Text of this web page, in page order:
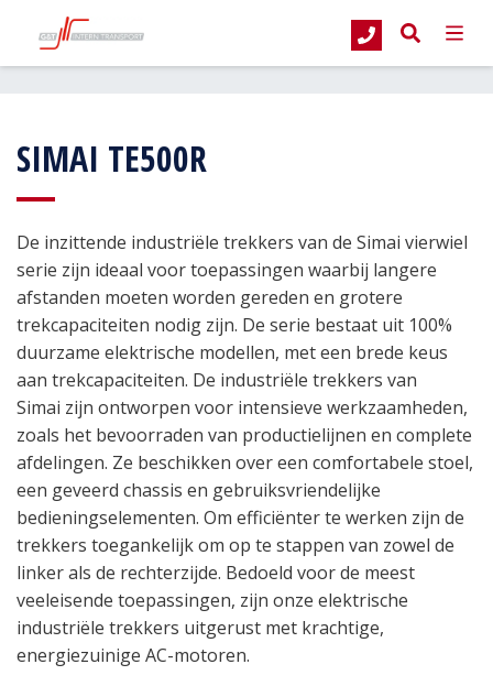
G&T Intern Transport Industriële trekkers Simai
SIMAI TE500R
De inzittende industriële trekkers van de Simai vierwiel
serie zijn ideaal voor toepassingen waarbij langere
afstanden moeten worden gereden en grotere
trekcapaciteiten nodig zijn. De serie bestaat uit 100%
duurzame elektrische modellen, met een brede keus
aan trekcapaciteiten. De industriële trekkers van
Simai zijn ontworpen voor intensieve werkzaamheden,
zoals het bevoorraden van productielijnen en complete
afdelingen. Ze beschikken over een comfortabele stoel,
een geveerd chassis en gebruiksvriendelijke
bedieningselementen. Om efficiënter te werken zijn de
trekkers toegankelijk om op te stappen van zowel de
linker als de rechterzijde. Bedoeld voor de meest
veeleisende toepassingen, zijn onze elektrische
industriële trekkers uitgerust met krachtige,
energiezuinige AC-motoren.